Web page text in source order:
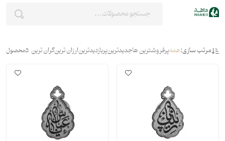
مرتب سازی:همهپرفروشترین هاجدیدترینپربازدیدترینارزان ترینگران ترین 5محصول